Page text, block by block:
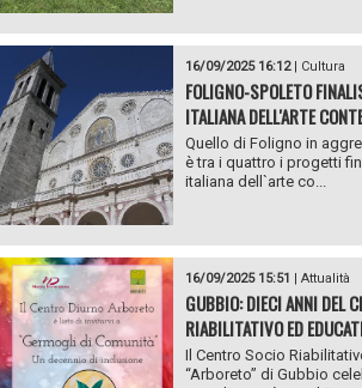
16/09/2025 16:12| Cultura
FOLIGNO-SPOLETO
ITALIANA DELL'ARTE
Quello di Foligno in
è tra i quattro i progetti
italiana dell`arte co...
16/09/2025 15:51 | Attualità
GUBBIO: DIECI ANNI DEL
RIABILITATIVO ED
Il Centro Socio
“Arboreto” di Gubbio